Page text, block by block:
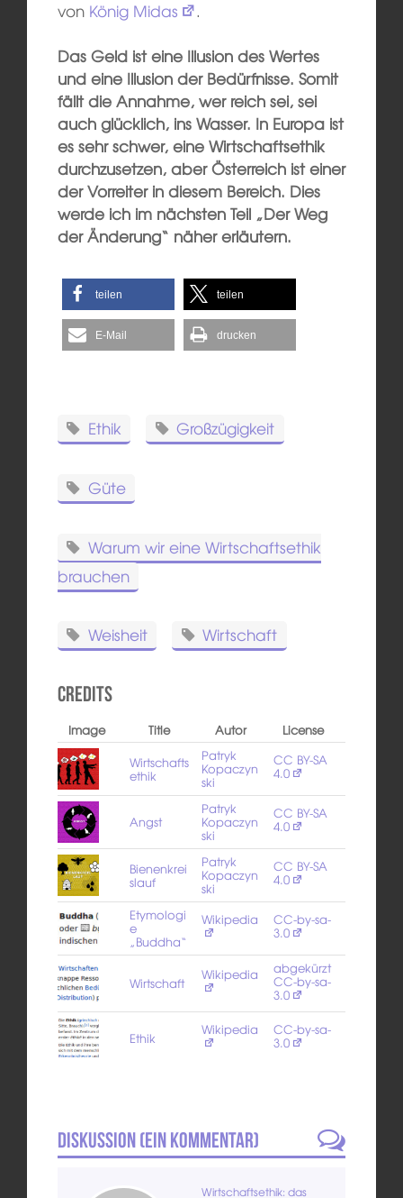
von König Midas .
Das Geld ist eine Illusion des Wertes
und eine Illusion der Bedürfnisse. Somit
fällt die Annahme, wer reich sei, sei
auch glücklich, ins Wasser. In Europa ist
es sehr schwer, eine Wirtschaftsethik
durchzusetzen, aber Österreich ist einer
der Vorreiter in diesem Bereich. Dies
werde ich im nächsten Teil „Der Weg
der Änderung“ näher erläutern.
teilen teilen
E-Mail drucken
Ethik Großzügigkeit
Güte
Warum wir eine Wirtschaftsethik
brauchen
Weisheit Wirtschaft
Credits
Image Title Autor
License
Wirtschafts
ethik
Patryk
Kopaczyn
ski
CC BY-SA
4.0
Angst
Patryk
Kopaczyn
ski
CC BY-SA
4.0
Bienenkrei
slauf
Patryk
Kopaczyn
ski
CC BY-SA
4.0
Etymologi
e
„Buddha“
Wikipedia CC-by-sa-
3.0
Wirtschaft
Wikipedia abgekürzt
CC-by-sa-
3.0
Ethik
Wikipedia CC-by-sa-
3.0
Diskussion (EinKommentar)
Wirtschaftsethik: das